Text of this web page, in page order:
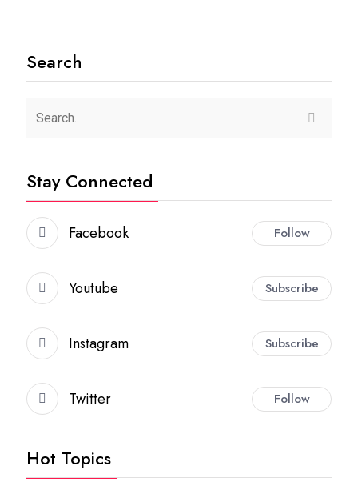
Search
Stay Connected
Facebook Follow
Youtube Subscribe
Instagram Subscribe
Twitter Follow
Hot Topics